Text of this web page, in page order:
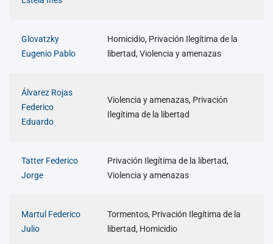
Glovatzky
Eugenio Pablo
Homicidio, Privación Ilegítima de la
libertad, Violencia y amenazas
Álvarez Rojas
Federico
Eduardo
Violencia y amenazas, Privación
Ilegítima de la libertad
Tatter Federico
Jorge
Privación Ilegítima de la libertad,
Violencia y amenazas
Martul Federico
Julio
Tormentos, Privación Ilegítima de la
libertad, Homicidio